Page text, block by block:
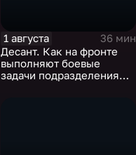
1 августа
36 мин
Десант. Как на фронте
выполняют боевые
задачи подразделения